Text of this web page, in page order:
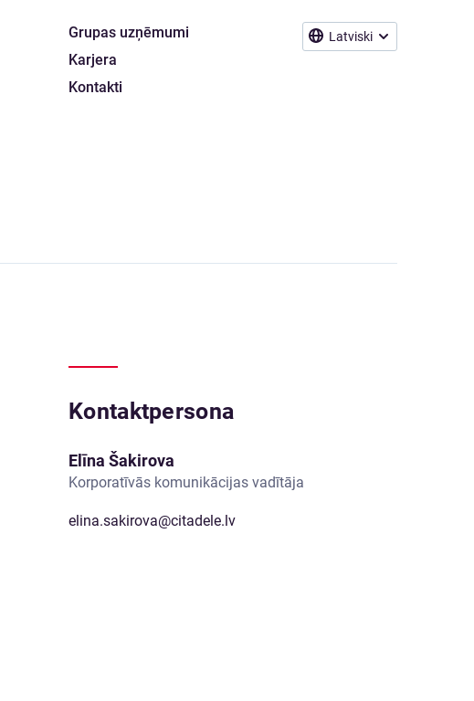
Latviski
Grupas uzņēmumi
Karjera
Kontakti
Kontaktpersona
Elīna Šakirova
Korporatīvās komunikācijas vadītāja
elina.sakirova@citadele.lv